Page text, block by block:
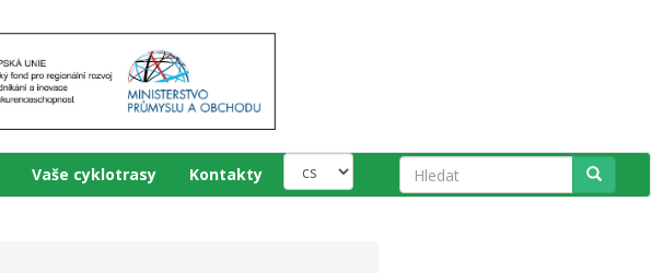
Vaše cyklotrasy
Kontakty
Hledat